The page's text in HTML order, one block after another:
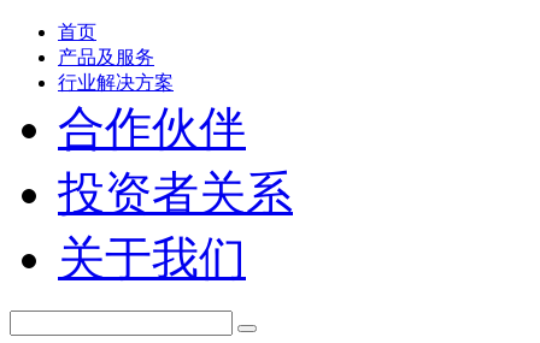
首页
产品及服务
行业解决方案
合作伙伴
投资者关系
关于我们